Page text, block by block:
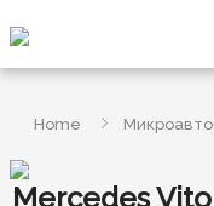
Home
Mercedes